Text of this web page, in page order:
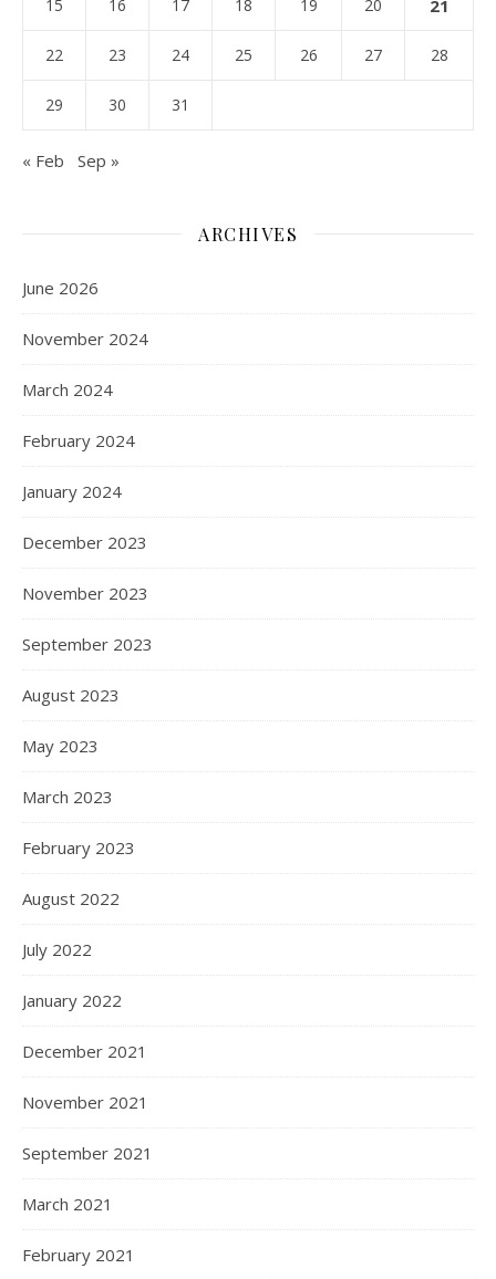
15 16 17 18 19 20 21
22 23 24 25 26 27 28
29 30 31
« Feb Sep »
ARCHIVES
June 2026
November 2024
March 2024
February 2024
January 2024
December 2023
November 2023
September 2023
August 2023
May 2023
March 2023
February 2023
August 2022
July 2022
January 2022
December 2021
November 2021
September 2021
March 2021
February 2021